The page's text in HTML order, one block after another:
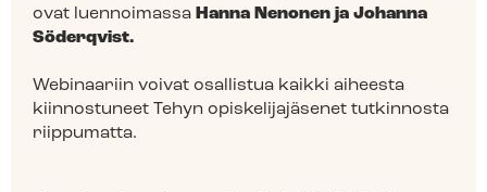
ovat luennoimassa Hanna Nenonen ja Johanna
Söderqvist.
Webinaariin voivat osallistua kaikki aiheesta
kiinnostuneet Tehyn opiskelijajäsenet tutkinnosta
riippumatta.